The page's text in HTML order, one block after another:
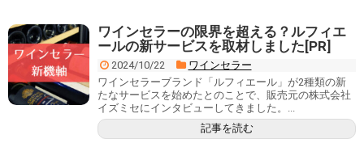
ワインセラーの限界を超える？ルフィエ
ールの新サービスを取材しました[PR]
2024/10/22
ワインセラー
ワインセラーブランド「ルフィエール」が2種類の新
たなサービスを始めたとのことで、販売元の株式会社
イズミセにインタビューしてきました。...
記事を読む